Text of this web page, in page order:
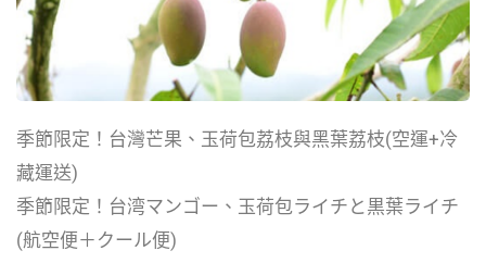
季節限定！台灣芒果、玉荷包荔枝與黑葉荔枝(空運+冷
藏運送)
季節限定！台湾マンゴー、玉荷包ライチと黒葉ライチ
(航空便＋クール便)